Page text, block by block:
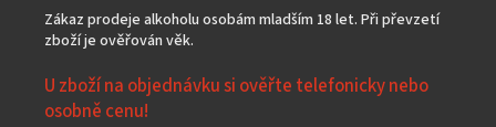
Zákaz prodeje alkoholu osobám mladším 18 let. Při převzetí
zboží je ověřován věk.
U zboží na objednávku si ověřte telefonicky nebo
osobně cenu!